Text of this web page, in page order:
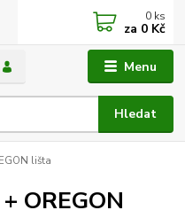
Menu
Hledat
0 ks
za 0 Kč
lišta
OREGON